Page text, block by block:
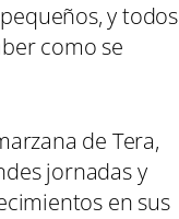
y todos
como se
de Tera,
jornadas y
en sus